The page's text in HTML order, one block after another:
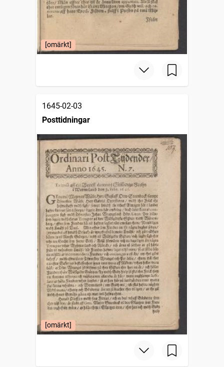
[omärkt]
1645-02-03
Posttidningar
[omärkt]